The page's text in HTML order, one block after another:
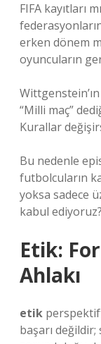
FIFA kayıtları
erken dönem
oyuncuların
“Milli maç”
Kurallar
Bu nedenle
futbolcuların
yoksa sadece
kabul ediyoruz?
Etik:
Ahlakı
etik
başarı